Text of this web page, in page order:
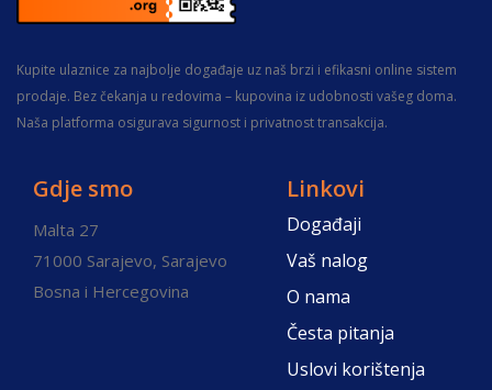
Kupite ulaznice za najbolje događaje uz naš brzi i efikasni online sistem
prodaje. Bez čekanja u redovima – kupovina iz udobnosti vašeg doma.
Naša platforma osigurava sigurnost i privatnost transakcija.
Gdje smo
Malta 27
71000 Sarajevo, Sarajevo
Bosna i Hercegovina
Linkovi
Događaji
Vaš nalog
O nama
Česta pitanja
Uslovi korištenja